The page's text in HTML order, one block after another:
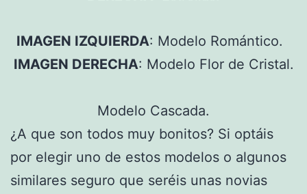
IMAGEN IZQUIERDA: Modelo Romántico.
IMAGEN DERECHA: Modelo Flor de Cristal.
Modelo Cascada.
¿A que son todos muy bonitos? Si optáis
por elegir uno de estos modelos o algunos
similares seguro que seréis unas novias